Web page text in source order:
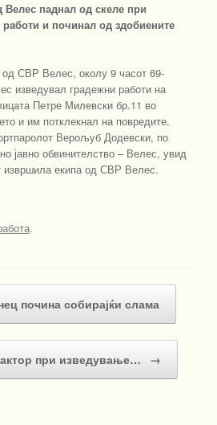
Велес паднал од скеле при
и починал од здобиените
СВР Велес, околу 9 часот 69-
изведувал градежни работи на
Петре Милевски бр.11 во
и им потклекнал на повредите.
Верољуб Додевски, по
јавно обвинителство – Велес, увид
извршила екипа од СВР Велес.
.
почина собирајќи слама
при изведување… →